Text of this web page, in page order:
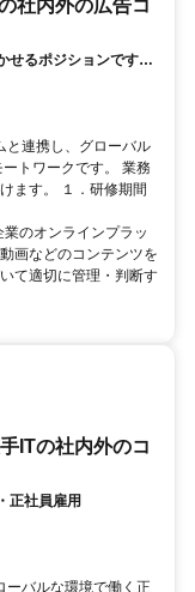
社内外の広告コ
せるポジションです。
と連携し、グローバル
トワークです。 業務
ます。 １．研修期間
のオンラインプラッ
画などのコンテンツを
て適切に管理・判断す
ITの社内外のコ
正社員雇用
ーバルな環境で働く正